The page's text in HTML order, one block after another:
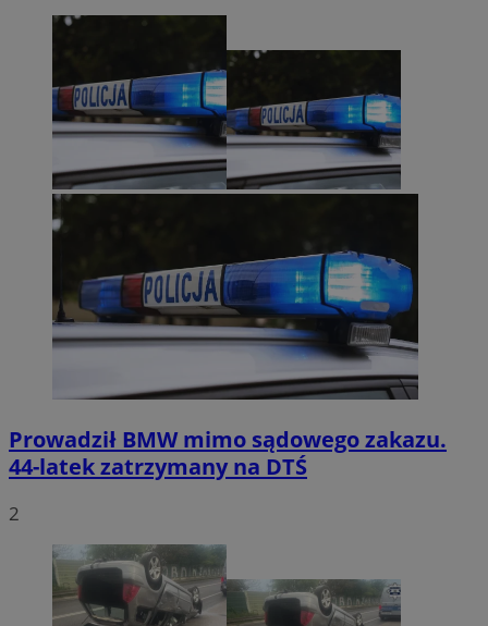
Prowadził BMW mimo sądowego zakazu.
44-latek zatrzymany na DTŚ
2